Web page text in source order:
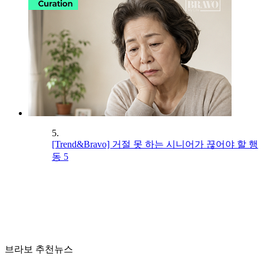
5.
[Trend&Bravo] 거절 못 하는 시니어가 끊어야 할 행
동 5
브라보 추천뉴스